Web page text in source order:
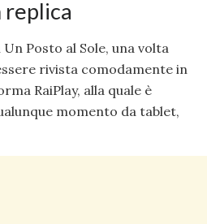
replica
Posto al Sole, una volta
rivista comodamente in
RaiPlay, alla quale è
momento da tablet,